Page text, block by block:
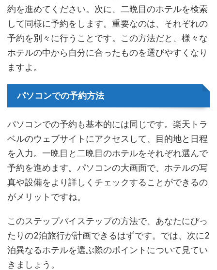
約を進めてください。次に、二晩目のホテルを検索
して同様に予約をします。重要なのは、それぞれの
予約を別々に行うことです。この方法だと、様々な
ホテルの中から自分に合ったものを選びやすくなり
ますよ。
パソコンでの予約方法
パソコンでの予約も基本的には同じです。楽天トラ
ベルのウェブサイトにアクセスして、目的地と日程
を入力。一晩目と二晩目のホテルをそれぞれ選んで
予約を進めます。パソコンの大画面で、ホテルの写
真や設備をより詳しくチェックすることができるの
がメリットですね。
このステップバイステップの方法で、あなたにぴっ
たりの2泊旅行が計画できるはずです。では、次に2
泊異なるホテルを選ぶ際のポイントについて見てい
きましょう。